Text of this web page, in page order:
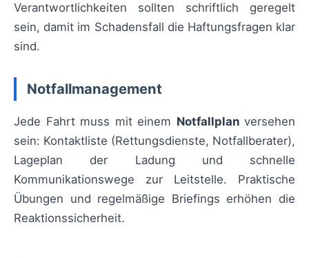
Verantwortlichkeiten sollten schriftlich geregelt
sein, damit im Schadensfall die Haftungsfragen klar
sind.
Notfallmanagement
Jede Fahrt muss mit einem Notfallplanversehen
sein: Kontaktliste (Rettungsdienste, Notfallberater),
Lageplan der Ladung und schnelle
Kommunikationswege zur Leitstelle. Praktische
Übungen und regelmäßige Briefings erhöhen die
Reaktionssicherheit.